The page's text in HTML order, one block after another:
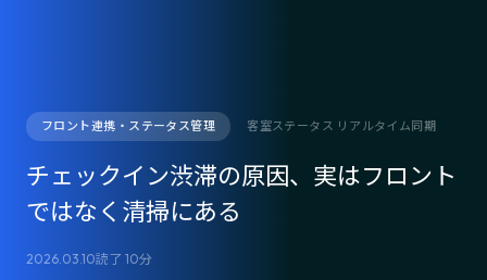
フロント連携・ステータス管理 客室ステータス リアルタイム同期
チェックイン渋滞の原因、実はフロント
ではなく清掃にある
2026.03.10読了 10分